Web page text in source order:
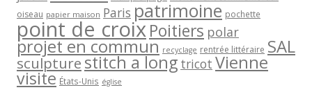
oiseau papier maison Paris patrimoine pochette
point de croixPoitiers polar
projet en commun recyclage rentrée littéraire SAL
sculpturestitch a long tricot Vienne
visite États-Unis église